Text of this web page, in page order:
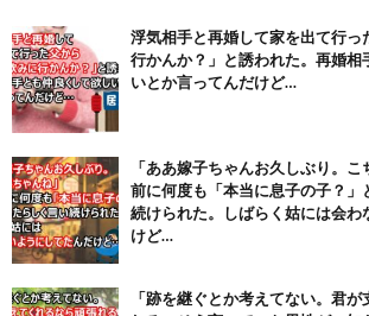
舌を絡ませて、唾液交換して── ちゅっちゅし
(7/30)
【パリピ孔明】アニオリ場面も高評価「パリピ
【画像】テイルズで一番マ〇コ舐めまわしたい
(6/22)
Powered by livedoor 相互RSS
浮気相手と再婚して家を出て行っ
行かんか？」と誘われた。再婚相
いとか言ってんだけど…
「ああ嫁子ちゃんお久しぶり。
前に何度も「本当に息子の子？」
続けられた。しばらく姑には会わ
けど…
「跡を継ぐとか考えてない。君